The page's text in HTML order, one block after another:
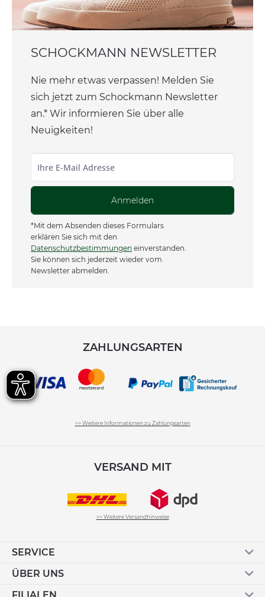
SCHOCKMANN NEWSLETTER
Nie mehr etwas verpassen! Melden Sie
sich jetzt zum Schockmann Newsletter
an.* Wir informieren Sie über alle
Neuigkeiten!
Anmelden
*Mit dem Absenden dieses Formulars
erklären Sie sich mit den
Datenschutzbestimmungen einverstanden.
Sie können sich jederzeit wieder vom
Newsletter abmelden.
ZAHLUNGSARTEN
>> Weitere Informationen zu Zahlungsarten
VERSAND MIT
>> Weitere Versandhinweise
SERVICE
ÜBER UNS